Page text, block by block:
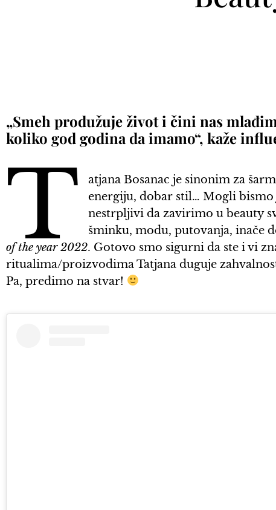
„Smeh produžuje život i čini nas
koliko god godina da imamo“, kaže
T
atjana Bosanac je sinonim za
energiju, dobar stil… Mogli bismo
nestrpljivi da zavirimo u beauty
šminku, modu, putovanja, inače
of the year 2022. Gotovo smo sigurni da ste i vi
ritualima/proizvodima Tatjana duguje
Pa, pređimo na stvar!